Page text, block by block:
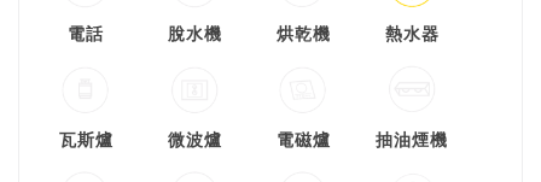
電話 脫水機 烘乾機 熱水器
瓦斯爐 微波爐 電磁爐 抽油煙機